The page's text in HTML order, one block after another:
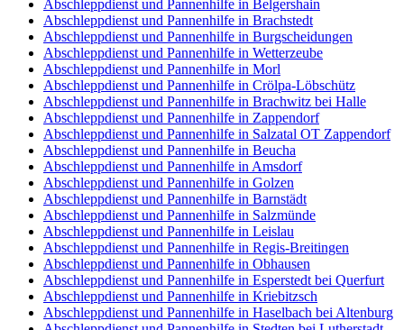
Abschleppdienst und Pannenhilfe in Belgershain
Abschleppdienst und Pannenhilfe in Brachstedt
Abschleppdienst und Pannenhilfe in Burgscheidungen
Abschleppdienst und Pannenhilfe in Wetterzeube
Abschleppdienst und Pannenhilfe in Morl
Abschleppdienst und Pannenhilfe in Crölpa-Löbschütz
Abschleppdienst und Pannenhilfe in Brachwitz bei Halle
Abschleppdienst und Pannenhilfe in Zappendorf
Abschleppdienst und Pannenhilfe in Salzatal OT Zappendorf
Abschleppdienst und Pannenhilfe in Beucha
Abschleppdienst und Pannenhilfe in Amsdorf
Abschleppdienst und Pannenhilfe in Golzen
Abschleppdienst und Pannenhilfe in Barnstädt
Abschleppdienst und Pannenhilfe in Salzmünde
Abschleppdienst und Pannenhilfe in Leislau
Abschleppdienst und Pannenhilfe in Regis-Breitingen
Abschleppdienst und Pannenhilfe in Obhausen
Abschleppdienst und Pannenhilfe in Esperstedt bei Querfurt
Abschleppdienst und Pannenhilfe in Kriebitzsch
Abschleppdienst und Pannenhilfe in Haselbach bei Altenburg